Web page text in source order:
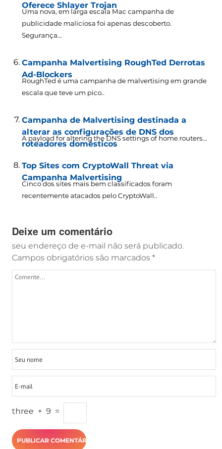
Oferece Shlayer Trojan
Uma nova, em larga escala Mac campanha de
publicidade maliciosa foi apenas descoberto.
Segurança...
Campanha Malvertising RoughTed Derrotas
Ad-Blockers
RoughTed é uma campanha de malvertising em grande
escala que teve um pico..
Campanha de Malvertising destinada a
alterar as configurações de DNS dos
roteadores domésticos
A payload for altering the DNS settings of home routers...
Top Sites com CryptoWall Threat via
Campanha Malvertising
Cinco dos sites mais bem classificados foram
recentemente atacados pelo CryptoWall..
Deixe um comentário
seu endereço de e-mail não será publicado.
Campos obrigatórios são marcados *
three + 9 =